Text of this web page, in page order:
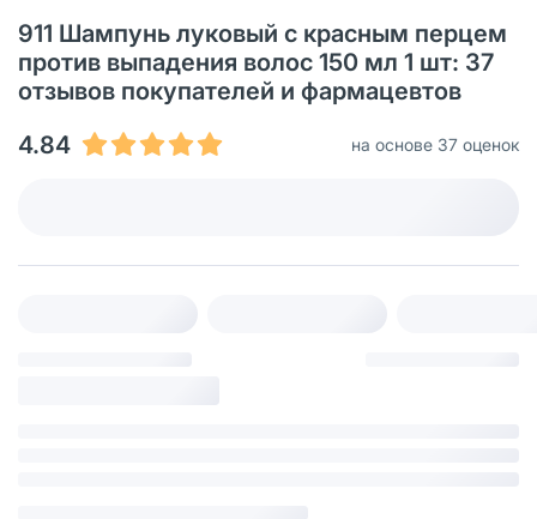
911 Шампунь луковый с красным перцем
против выпадения волос 150 мл 1 шт: 37
отзывов покупателей и фармацевтов
4.84
на основе 37 оценок